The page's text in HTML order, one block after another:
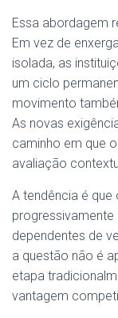
Essa abordagem
Em vez de
isolada, as
um ciclo
movimento
As novas
caminho em que
avaliação
A tendência é
dependentes de
a questão não é
etapa
vantagem